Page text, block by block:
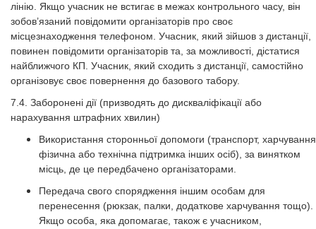
лінію​​​​​​​. Якщо учасник не встигає в межах контрольного часу, він
зобов’язаний повідомити організаторів про своє
місцезнаходження телефоном. Учасник, який зійшов з дистанції,
повинен повідомити організаторів та, за можливості, дістатися
найближчого КП. Учасник, який сходить з дистанції, самостійно
організовує своє повернення до базового табору.
7.4. Заборонені дії (призводять до дискваліфікації або
нарахування штрафних хвилин)
Використання сторонньої допомоги (транспорт,
фізична або технічна підтримка інших осіб), за винятком
місць, де це передбачено організаторами.
Передача свого спорядження іншим особам для
перенесення (рюкзак, палки, додаткове харчування тощо).
Якщо особа, яка допомагає, також є учасником,